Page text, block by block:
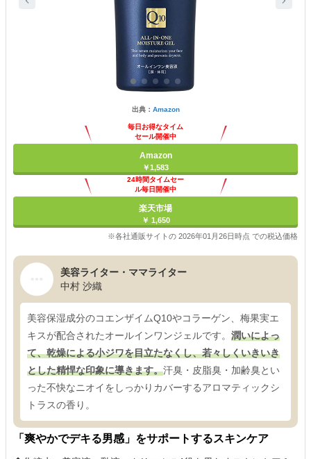
出典： Amazon
毎日お得なタイム
セール開催中
Amazon
￥1,583
24時間タイムセー
ル毎日開催中
楽天市場
￥ 1,650
※各社通販サイトの 2026年01月26日時点 での税込価格
美容ライター・ママライター
中村 沙織
美容保湿成分のコエンザイムQ10やコラーゲン、梅果実エ
キスが配合されたオールインワンジェルです。 潤いによっ
て、乾燥による小ジワを目立たなくし、若々しくいきいき
とした精悍な印象に導きます。汗臭・皮脂臭・加齢臭とい
った不快なニオイをしっかりカバーするアロマティックシ
トラスの香り。
「爽やかでデキる男感」をサポートするスキンケア